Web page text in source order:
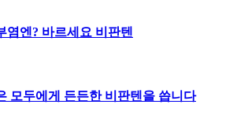
염엔? 바르세요 비판텐
모두에게 든든한 비판텐을 씁니다